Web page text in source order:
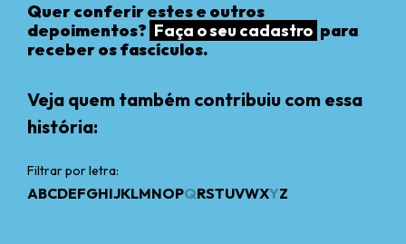
Quer conferir estes e outros
depoimentos? Faça o seu cadastro para
receber os fascículos.
Veja quem também contribuiu com essa
história:
Filtrar por letra:
ABCDEFGHIJKLMNOPQRSTUVWXYZ